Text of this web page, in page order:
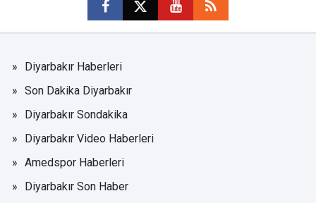
Diyarbakır Haberleri
Son Dakika Diyarbakır
Diyarbakır Sondakika
Diyarbakır Video Haberleri
Amedspor Haberleri
Diyarbakır Son Haber